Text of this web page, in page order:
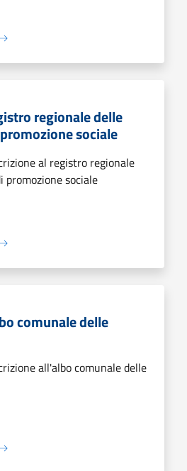
regionale delle
sociale
al registro regionale
promozione sociale
comunale delle
all'albo comunale delle